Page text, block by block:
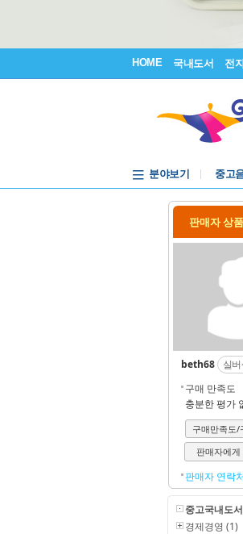
HOME 국내도서 전
분야보기
중고
중고
판매자 상품
beth68
실
구매 만족도
충분한 평가
구매만족도/
판매자에게
판매자 연락
중고국내도
경제경영 (1)